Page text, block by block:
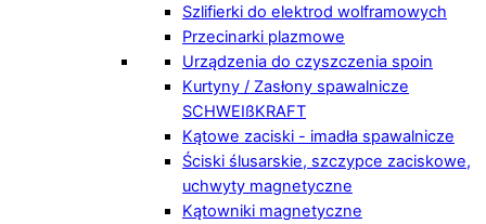
Szlifierki do elektrod wolframowych
Przecinarki plazmowe
Urządzenia do czyszczenia spoin
Kurtyny / Zasłony spawalnicze
SCHWEIßKRAFT
Kątowe zaciski - imadła spawalnicze
Ściski ślusarskie, szczypce zaciskowe,
uchwyty magnetyczne
Kątowniki magnetyczne